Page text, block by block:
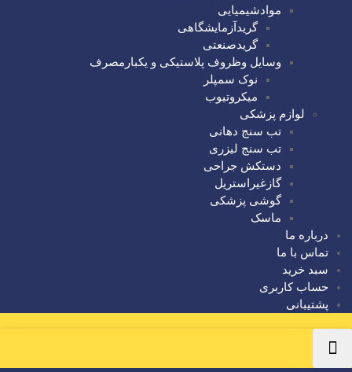
موادشیمیایی
گریدآزمایشگاهی
گریدصنعتی
وسایل وظروف پلاستیکی و یکبارمصرف
نوک سمپلر
میکروتیوب
لوازم پزشکی
تب سنج دهانی
تب سنج لیزری
دستکش جراحی
گازغیراستریل
گوشی پزشکی
ماسک
درباره ما
تماس با ما
سبد خرید
حساب کاربری
پشتیبانی